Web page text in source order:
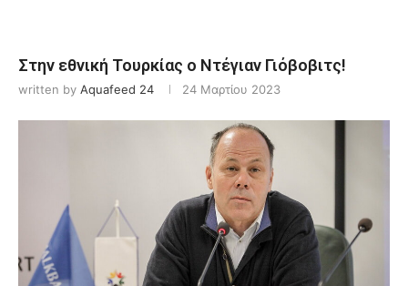
Στην εθνική Τουρκίας ο Ντέγιαν Γιόβοβιτς!
written by Aquafeed 24 24 Μαρτίου 2023